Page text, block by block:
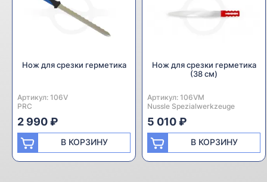
Нож для срезки герметика
Артикул: 106V
Производитель:
PRC
2 990 ₽
В КОРЗИНУ
Нож для срезки герметика
(38 см)
Артикул: 106VM
Производитель:
Nussle Spezialwerkzeuge
5 010 ₽
В КОРЗИНУ